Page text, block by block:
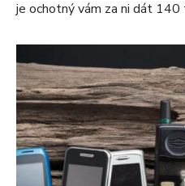
je ochotný vám za ni dát 140